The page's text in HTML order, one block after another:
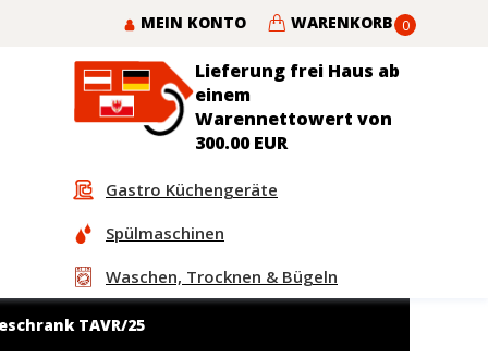
MEIN KONTO 0
WARENKORB
Lieferung frei Haus ab
einem
Warennettowert von
300.00 EUR
Gastro Küchengeräte
Spülmaschinen
Waschen, Trocknen & Bügeln
TAVR/25